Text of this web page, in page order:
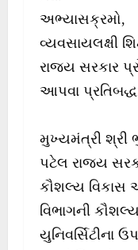
અભ્યાસક્રમો,
વ્યવસાયલક્ષી
રાજ્ય સરકાર
આપવા
મુખ્યમંત્રી શ્રી
પટેલ રાજ્ય
કૌશલ્ય વિકાસ
વિભાગની
યુનિવર્સિટીના